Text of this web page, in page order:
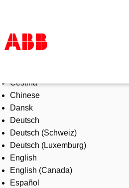
Products & Solutions
Industries
Services
About us
Where to buy
Contact us
Careers
Čeština
Chinese
Dansk
Deutsch
Deutsch (Schweiz)
Deutsch (Luxemburg)
English
English (Canada)
Español